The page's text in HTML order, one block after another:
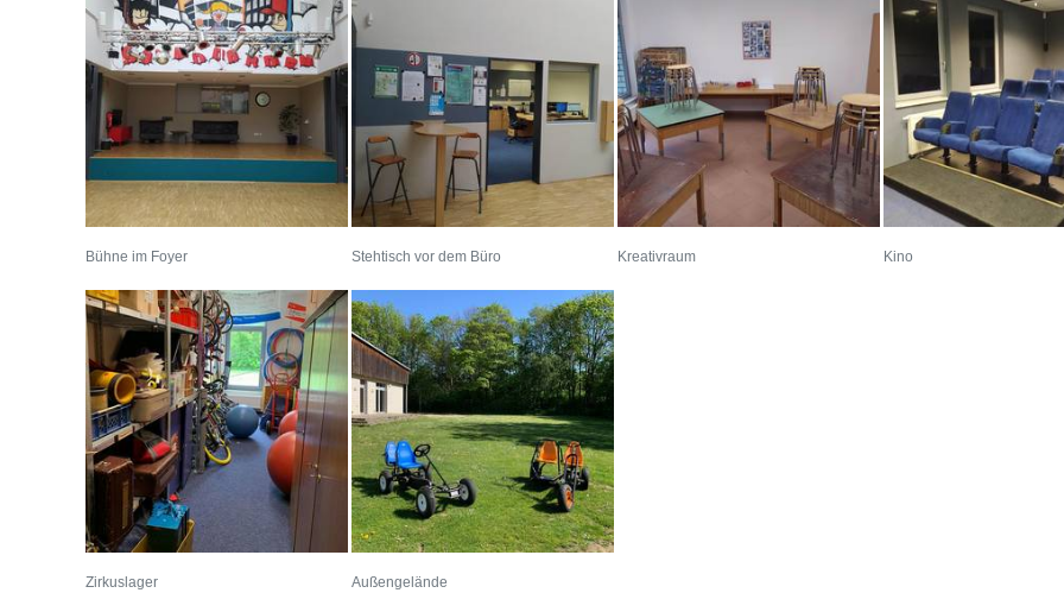
Bühne im Foyer Stehtisch vor dem Büro Kreativraum Kino
Zirkuslager Außengelände